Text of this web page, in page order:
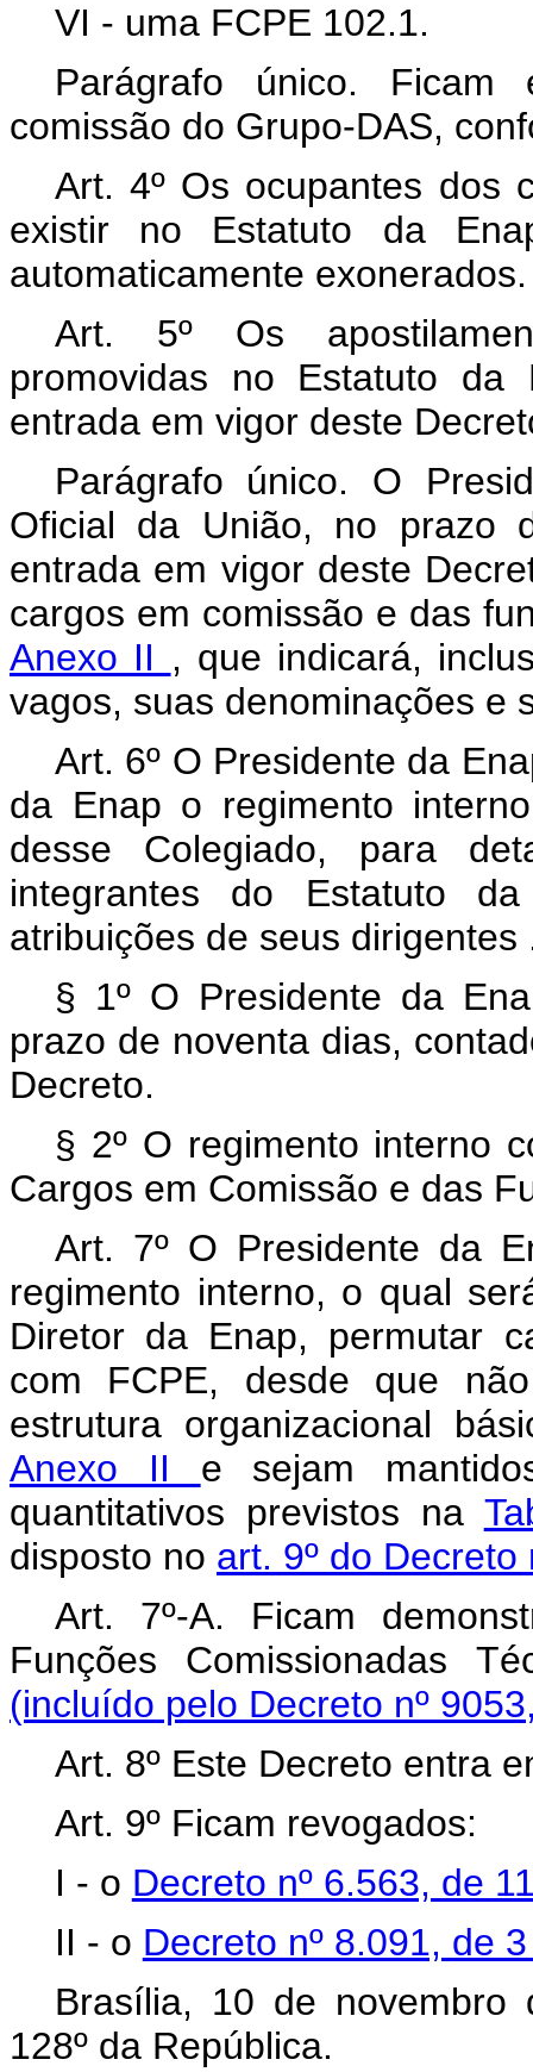
VI - uma FCPE 102.1.
Parágrafo único.
comissão do Grupo-DAS,
Art. 4º Os ocupantes dos
existir no Estatuto da
automaticamente exonerados.
Art. 5º Os
promovidas no Estatuto
entrada em vigor deste
Parágrafo único. O
Oficial da União, no prazo
entrada em vigor deste
cargos em comissão e das
Anexo II , que indicará,
vagos, suas denominações e
Art. 6º O Presidente da
da Enap o regimento
desse Colegiado, para
integrantes do Estatuto
atribuições de seus dirigentes
§ 1º O Presidente da
prazo de noventa dias,
Decreto.
§ 2º O regimento interno
Cargos em Comissão e das
Art. 7º O Presidente da
regimento interno, o qual
Diretor da Enap, permutar
com FCPE, desde que
estrutura organizacional
Anexo II e sejam
quantitativos previstos na
disposto no art. 9º do
Art. 7º-A. Ficam
Funções Comissionadas
(incluído pelo Decreto nº
Art. 8º Este Decreto entra
Art. 9º Ficam revogados:
I - o Decreto nº 6.563, de
II - o Decreto nº 8.091, de
Brasília, 10 de novembro
128º da República.